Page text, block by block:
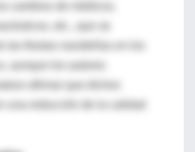
aunque los autores
una reducción de la calidad